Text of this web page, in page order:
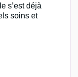
s’est déjà
soins et